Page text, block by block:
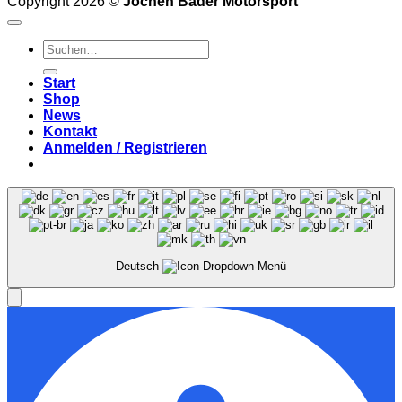
Suchen
nach:
Start
Shop
News
Kontakt
Anmelden / Registrieren
Deutsch